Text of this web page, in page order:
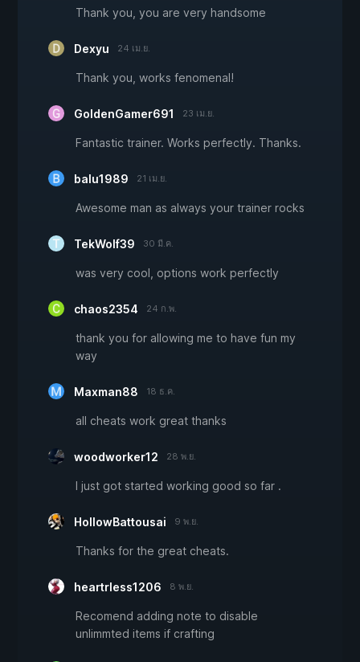
Thank you, you are very handsome
Dexyu 24 เม.ย.
Thank you, works fenomenal!
GoldenGamer691 23 เม.ย.
Fantastic trainer. Works perfectly. Thanks.
balu1989 21 เม.ย.
Awesome man as always your trainer rocks
TekWolf39 30 มี.ค.
was very cool, options work perfectly
chaos2354 24 ก.พ.
thank you for allowing me to have fun my
way
Maxman88 18 ธ.ค.
all cheats work great thanks
woodworker12 28 พ.ย.
I just got started working good so far .
HollowBattousai 9 พ.ย.
Thanks for the great cheats.
heartrless1206 8 พ.ย.
Recomend adding note to disable
unlimmted items if crafting